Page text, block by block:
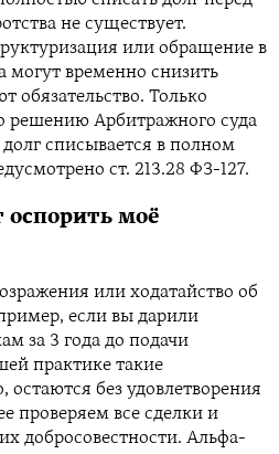
не существует.
или обращение в
могут временно снизить
обязательство. Только
решению Арбитражного суда
списывается в полном
ст. 213.28 ФЗ-127.
моё
или ходатайство об
если вы дарили
за 3 года до подачи
практике такие
остаются без удовлетворения
проверяем все сделки и
добросовестности. Альфа-